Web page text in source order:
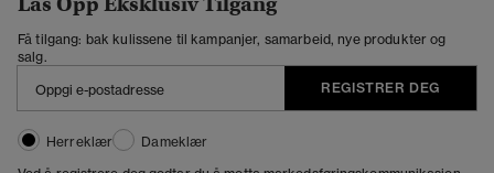
Få tilgang: bak kulissene til kampanjer, samarbeid, nye produkter og
salg.
REGISTRER DEG
Herreklær
Dameklær